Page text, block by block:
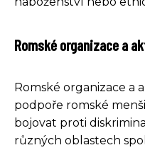
Romské organizace a
Romské organizace a
podpoře romské
bojovat proti
různých oblastech